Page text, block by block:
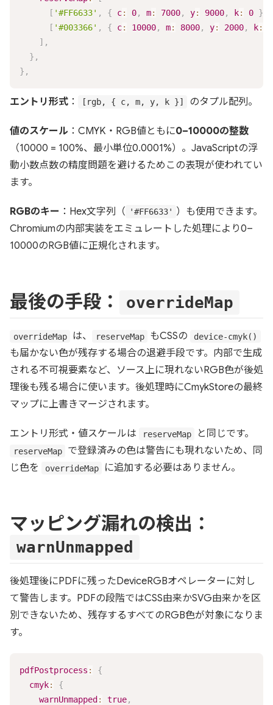
[ '#FF6633' , { c: 0, m: 7000, y: 9000, k: 0 }
[ '#003366' , { c: 10000, m: 8000, y: 2000, k:
] ,
} ,
} ,
エントリ形式 ： [rgb, { c, m, y, k }] のタプル配列。
値のスケール ：CMYK・RGB値ともに0–10000の整数
（10000 = 100%、最小単位0.0001%）。JavaScriptの浮
動小数点数の精度問題を避けるためこの表現が使われてい
ます。
RGBのキー ：Hex文字列（ '#FF6633' ）も使用できます。
Chromiumの内部実装をエミュレートした処理により0–
10000のRGB値に正規化されます。
最後の手段： overrideMap
overrideMap は、 reserveMap もCSSの device-cmyk()
も届かない色が残存する場合の退避手段です。内部で生成
される不可視要素など、ソース上に現れないRGB色が後処
理後も残る場合に使います。後処理時にCmykStoreの最終
マップに上書きマージされます。
エントリ形式・値スケールは reserveMap と同じです。
reserveMap
で登録済みの色は警告にも現れないため、同
じ色を
overrideMap に追加する必要はありません。
マッピング漏れの検出：
warnUnmapped
後処理後にPDFに残ったDeviceRGBオペレーターに対し
て警告します。PDFの段階ではCSS由来かSVG由来かを区
別できないため、残存するすべてのRGB色が対象になりま
す。
pdfPostprocess :
{
cmyk:
{
warnUnmapped : true,